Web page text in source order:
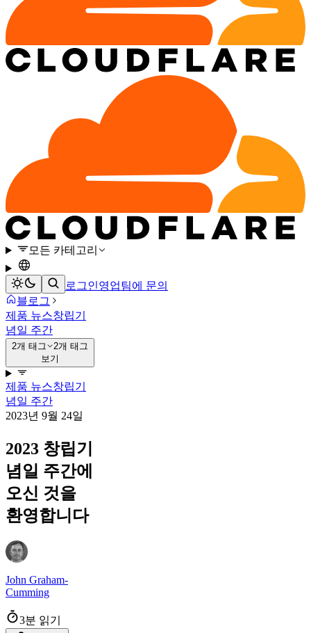
모든 카테고리
로그인영업팀에 문의
블로그
제품 뉴스창립기
념일 주간
2개 태그
2개 태그
보기
제품 뉴스창립기
념일 주간
2023년 9월 24일
2023 창립기
념일 주간에
오신 것을
환영합니다
John Graham-
Cumming
3분 읽기